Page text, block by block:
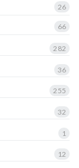
26
66
282
36
255
32
1
12